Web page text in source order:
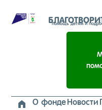
помощь детям и
 О фондеНовости